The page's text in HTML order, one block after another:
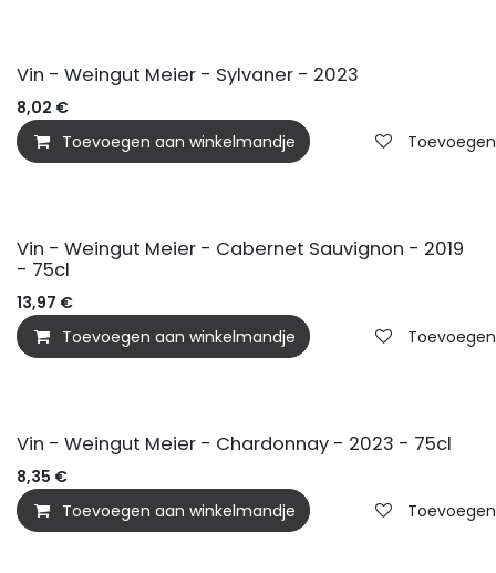
BIO
Vin - Weingut Meier - Sylvaner - 2023
8,02 €
Toevoegen aan winkelmandje
BIO
Vin - Weingut Meier - Cabernet Sauvignon - 2019
- 75cl
13,97 €
Toevoegen aan winkelmandje
BIO
Vin - Weingut Meier - Chardonnay - 2023 - 75cl
8,35 €
Toevoegen aan winkelmandje